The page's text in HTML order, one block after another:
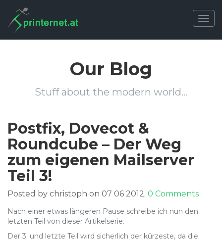
Our Blog
Stuff about the modern world…
Postfix, Dovecot &
Roundcube – Der Weg
zum eigenen Mailserver
Teil 3!
Posted by christoph on 07 06 2012. 0 Comments
Nach einer etwas längeren Pause schreibe ich nun den
letzten Teil von dieser Artikelserie.
Der 3. und letzte Teil wird sicherlich der kürzeste, da die